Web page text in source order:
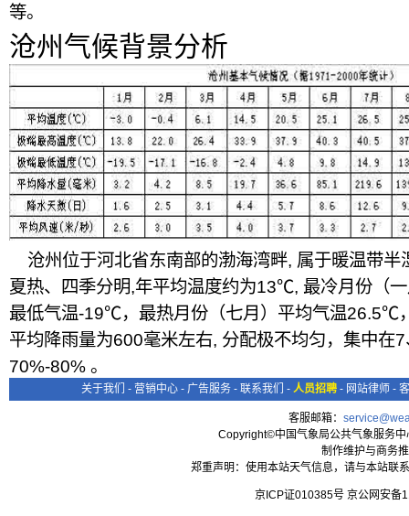
等。
沧州气候背景分析
沧州位于河北省东南部的渤海湾畔, 属于暖温带半
夏热、四季分明,年平均温度约为13℃, 最冷月份（
最低气温-19℃，最热月份（七月）平均气温26.5℃
平均降雨量为600毫米左右, 分配极不均匀，集中在
70%-80% 。
关于我们 - 营销中心 - 广告服务 - 联系我们 - 人员招聘 - 网站律师 -
客服邮箱：
Copyright©中国气象局公共气象服务
制作维护与商务
郑重声明：使用本站天气信息，请与本站联
京ICP证010385号 京公网安备